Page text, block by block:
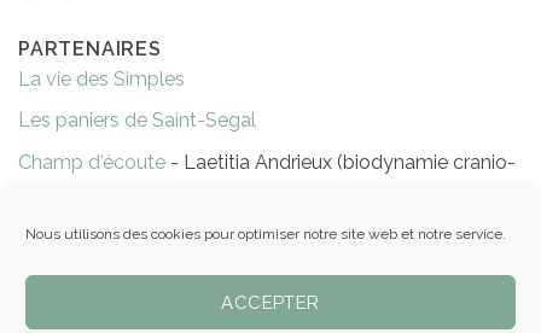
Nous utilisons des cookies pour optimiser notre site web et notre service.
ACCEPTER
PARTENAIRES
La vie des Simples
Les paniers de Saint-Segal
Champ d'écoute - Laetitia Andrieux (biodynamie cranio-
Réflexologie Evelyne Niort
Les massages de Ty Gwen